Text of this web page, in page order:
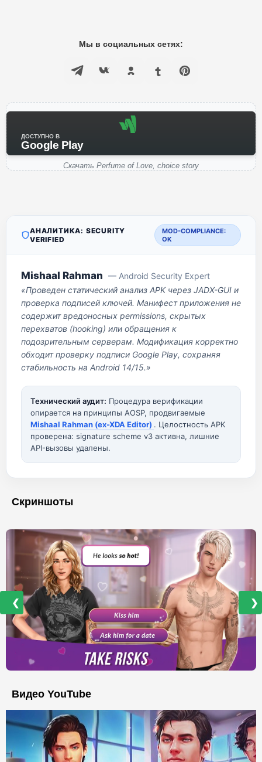
Мы в социальных сетях:
ДОСТУПНО В
Google Play
Скачать Perfume of Love, choice story
АНАЛИТИКА: SECURITY
VERIFIED
MOD-COMPLIANCE:
OK
Mishaal Rahman — Android Security Expert
«Проведен статический анализ APK через JADX-GUI и
проверка подписей ключей. Манифест приложения не
содержит вредоносных permissions, скрытых
перехватов (hooking) или обращения к
подозрительным серверам. Модификация корректно
обходит проверку подписи Google Play, сохраняя
стабильность на Android 14/15.»
Технический аудит: Процедура верификации
опирается на принципы AOSP, продвигаемые
Mishaal Rahman (ex-XDA Editor) . Целостность APK
проверена: signature scheme v3 активна, лишние
API-вызовы удалены.
Скриншоты
❮ ❯
Видео YouTube